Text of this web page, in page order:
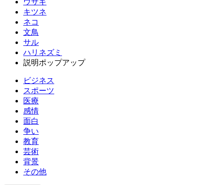
キツネ
ネコ
文鳥
サル
ハリネズミ
説明ポップアップ
ビジネス
スポーツ
医療
感情
面白
争い
教育
芸術
背景
その他